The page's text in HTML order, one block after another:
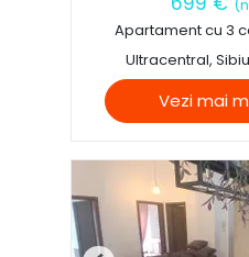
Apartament cu 3
Ultracentral, Sibiu
Vezi mai